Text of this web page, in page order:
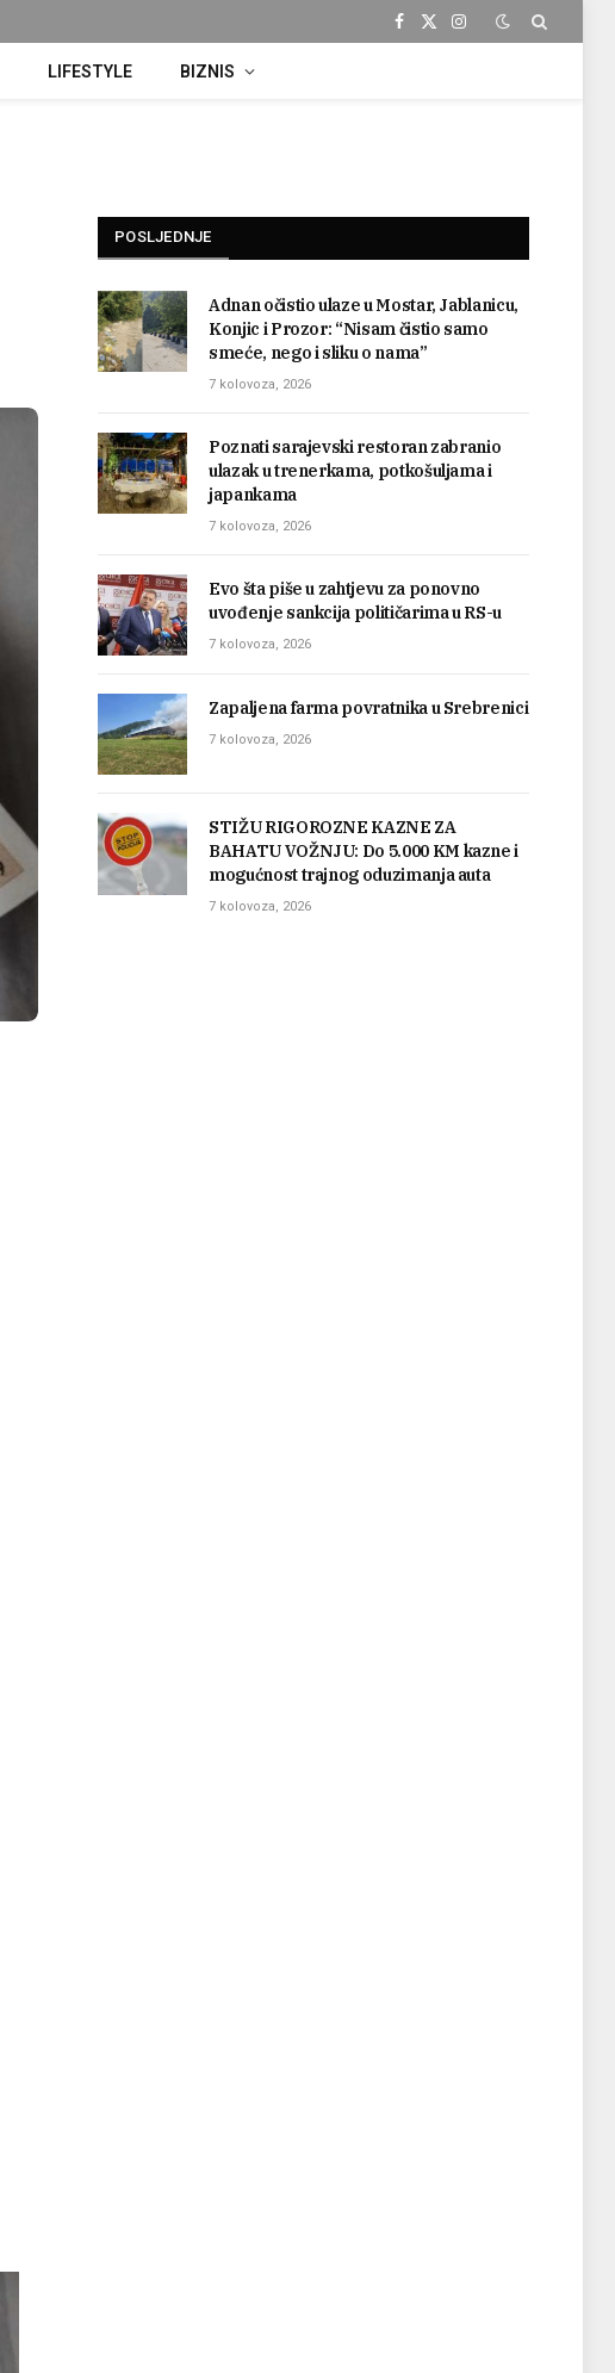
Facebook
X
Instagram
LIFESTYLE BIZNIS
POSLJEDNJE
Adnan očistio ulaze u Mostar, Jablanicu,
Konjic i Prozor: “Nisam čistio samo
smeće, nego i sliku o nama”
7 kolovoza, 2026
Poznati sarajevski restoran zabranio
ulazak u trenerkama, potkošuljama i
japankama
7 kolovoza, 2026
Evo šta piše u zahtjevu za ponovno
uvođenje sankcija političarima u RS-u
7 kolovoza, 2026
Zapaljena farma povratnika u Srebrenici
7 kolovoza, 2026
STIŽU RIGOROZNE KAZNE ZA
BAHATU VOŽNJU: Do 5.000 KM kazne i
mogućnost trajnog oduzimanja auta
7 kolovoza, 2026